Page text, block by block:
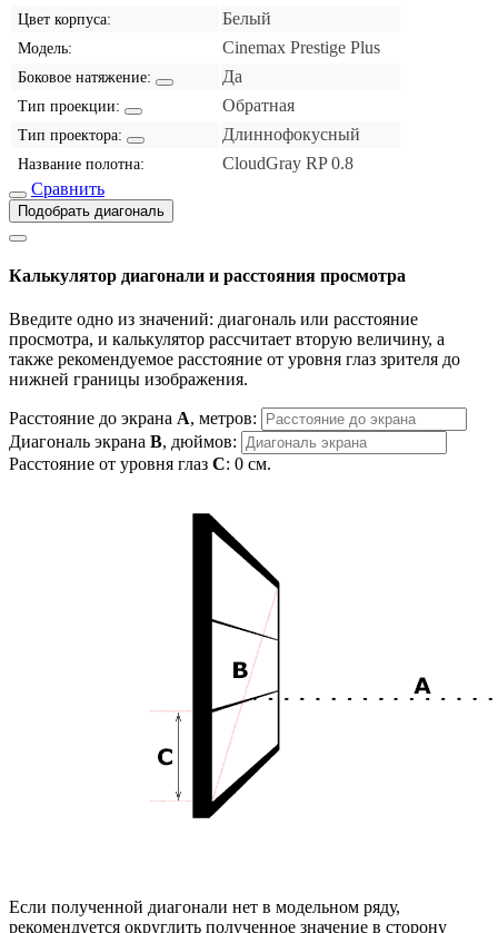
Цвет корпуса: Белый
Модель: Cinemax Prestige Plus
Боковое натяжение: Да
Тип проекции: Обратная
Тип проектора: Длиннофокусный
Название полотна:
CloudGray RP 0.8
Сравнить
Подобрать диагональ
Калькулятор диагонали и расстояния просмотра
Введите одно из значений: диагональ или расстояние
просмотра, и калькулятор рассчитает вторую величину, а
также рекомендуемое расстояние от уровня глаз зрителя до
нижней границы изображения.
Расстояние до экрана A, метров:
Диагональ экрана B, дюймов:
Расстояние от уровня глаз C: 0 см.
Если полученной диагонали нет в модельном ряду,
рекомендуется округлить полученное значение в сторону